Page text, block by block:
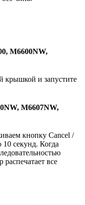
M6600NW,
крышкой и запустите
M6607NW,
кнопку Cancel /
секунд. Когда
все